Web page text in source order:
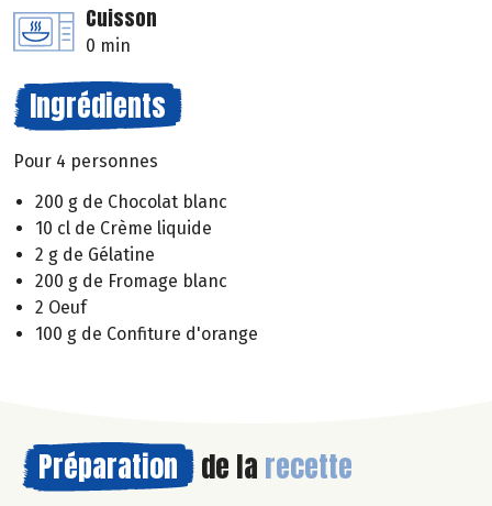
Cuisson
0 min
Ingrédients
Pour 4 personnes
200 g de Chocolat blanc
10 cl de Crème liquide
2 g de Gélatine
200 g de Fromage blanc
2 Oeuf
100 g de Confiture d'orange
Préparation de la recette